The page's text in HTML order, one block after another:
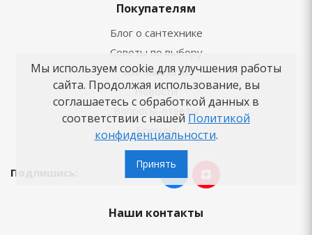
Покупателям
Блог о сантехнике
Советы по выбору
Как заказать
Новости
Вопросы-ответы
Бренды
Подпишись:
Наши контакты
Мы используем cookie для улучшения работы
сайта. Продолжая использование, вы
соглашаетесь с обработкой данных в
соответствии с нашей Политикой
конфиденциальности.
Принять